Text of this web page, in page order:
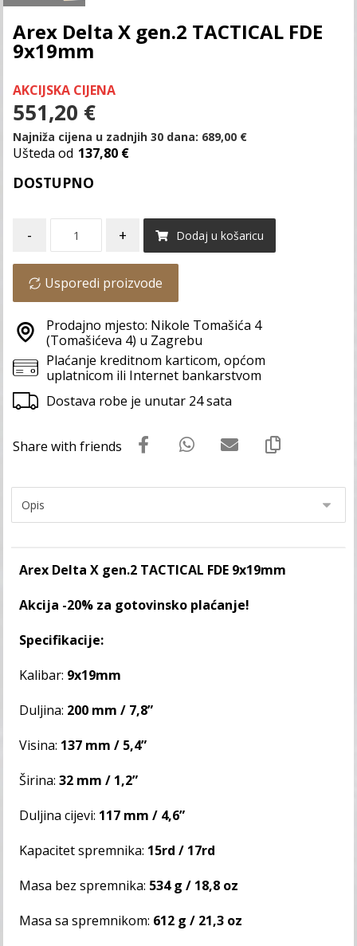
Arex Delta X gen.2 TACTICAL FDE
9x19mm
AKCIJSKA CIJENA
551,20 €
Najniža cijena u zadnjih 30 dana: 689,00 €
Ušteda od 137,80 €
DOSTUPNO
- + Dodaj u košaricu
Usporedi proizvode
Prodajno mjesto: Nikole Tomašića 4
(Tomašićeva 4) u Zagrebu
Plaćanje kreditnom karticom, općom
uplatnicom ili Internet bankarstvom
Dostava robe je unutar 24 sata
Arex Delta X gen.2 TACTICAL FDE 9x19mm
Akcija -20% za gotovinsko plaćanje!
Specifikacije:
Kalibar: 9x19mm
Duljina: 200 mm / 7,8”
Visina: 137 mm / 5,4”
Širina:32 mm / 1,2”
Duljina cijevi: 117 mm / 4,6”
Kapacitet spremnika: 15rd / 17rd
Masa bez spremnika: 534 g / 18,8 oz
Masa sa spremnikom: 612 g / 21,3 oz